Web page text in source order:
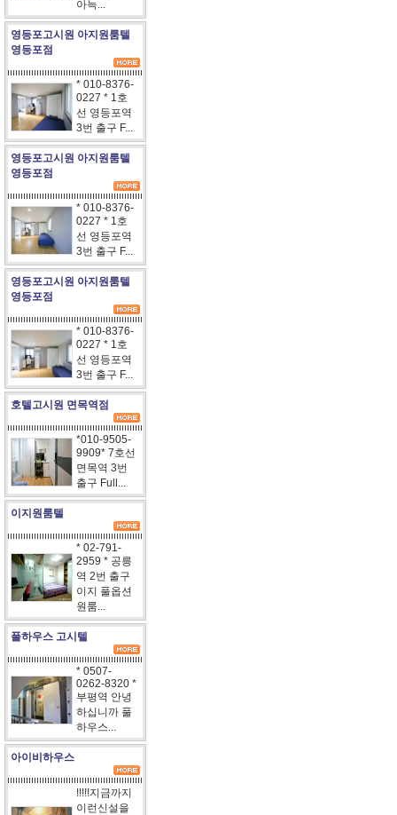
아늑...
영등포고시원 아지원룸텔
영등포점
* 010-8376-
0227 * 1호
선 영등포역
3번 출구 F...
영등포고시원 아지원룸텔
영등포점
* 010-8376-
0227 * 1호
선 영등포역
3번 출구 F...
영등포고시원 아지원룸텔
영등포점
* 010-8376-
0227 * 1호
선 영등포역
3번 출구 F...
호텔고시원 면목역점
*010-9505-
9909* 7호선
면목역 3번
출구 Full...
이지원룸텔
* 02-791-
2959 * 공릉
역 2번 출구
이지 풀옵션
원룸...
풀하우스 고시텔
* 0507-
0262-8320 *
부평역 안녕
하십니까 풀
하우스...
아이비하우스
!!!!!지금까지
이런신설을